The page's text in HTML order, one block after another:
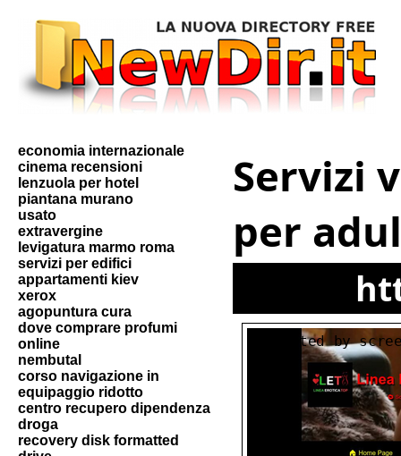
economia internazionale
cinema recensioni
lenzuola per hotel
piantana murano
usato
extravergine
levigatura marmo roma
servizi per edifici
appartamenti kiev
xerox
agopuntura cura
dove comprare profumi
online
nembutal
corso navigazione in
equipaggio ridotto
centro recupero dipendenza
droga
recovery disk formatted
Servizi
per